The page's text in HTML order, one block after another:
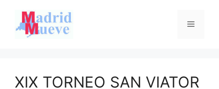
contenido
Menú
XIX TORNEO SAN VIATOR